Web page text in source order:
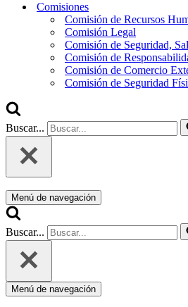
Comisiones
Comisión de Recursos
Comisión Legal
Comisión de Seguridad,
Comisión de
Comisión de Comercio
Comisión de Seguridad
Buscar...
Menú de navegación
Buscar...
Menú de navegación